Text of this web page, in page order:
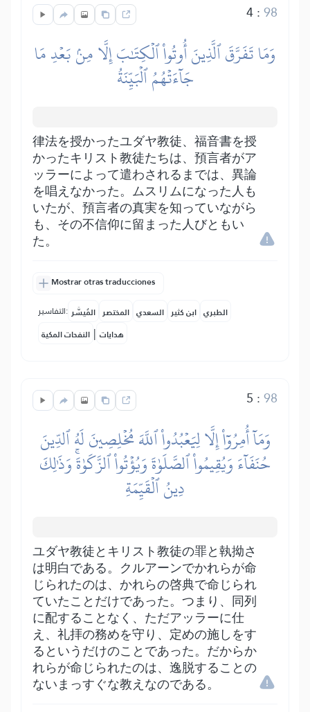
4:98
وَمَا تَفَرَّقَ ٱلَّذِينَ أُوتُواْ ٱلۡكِتَٰبَ إِلَّا مِنۢ بَعۡدِ مَا
جَآءَتۡهُمُ ٱلۡبَيِّنَةُ
律法を授かったユダヤ教徒、福音書を授
かったキリスト教徒たちは、預言者がア
ッラーによって遣わされるまでは、異論
を唱えなかった。ムスリムになった人も
いたが、預言者の真実を知っていながら
も、その不信仰に留まった人びともい
た。
Mostrar otras traducciones
التفاسير: المُيسَّر المختصر السعدي ابن كثير الطبري
النفحات المكية | هدايات
5 :98
وَمَآ أُمِرُوٓاْ إِلَّا لِيَعۡبُدُواْ ٱللَّهَ مُخۡلِصِينَ لَهُ ٱلدِّينَ
حُنَفَآءَ وَيُقِيمُواْ ٱلصَّلَوٰةَ وَيُؤۡتُواْ ٱلزَّكَوٰةَۚ وَذَٰلِكَ
دِينُ ٱلۡقَيِّمَةِ
ユダヤ教徒とキリスト教徒の罪と執拗さ
は明白である。クルアーンでかれらが命
じられたのは、かれらの啓典で命じられ
ていたことだけであった。つまり、同列
に配することなく、ただアッラーに仕
え、礼拝の務めを守り、定めの施しをす
るというだけのことであった。だからか
れらが命じられたのは、逸脱することの
ないまっすぐな教えなのである。